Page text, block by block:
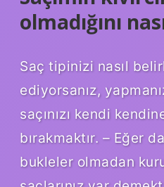
olmadığını
Saç tipinizi nasıl
ediyorsanız,
saçınızı kendi
bırakmaktır. – Eğer
bukleler olmadan